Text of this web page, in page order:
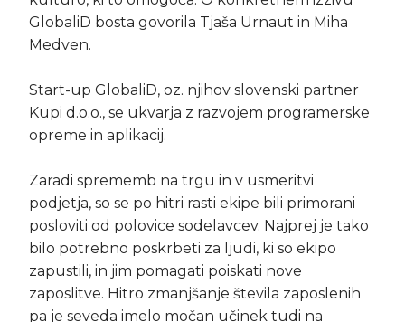
GlobaliD bosta govorila Tjaša Urnaut in Miha
Medven.
Start-up GlobaliD, oz. njihov slovenski partner
Kupi d.o.o., se ukvarja z razvojem programerske
opreme in aplikacij.
Zaradi sprememb na trgu in v usmeritvi
podjetja, so se po hitri rasti ekipe bili primorani
posloviti od polovice sodelavcev. Najprej je tako
bilo potrebno poskrbeti za ljudi, ki so ekipo
zapustili, in jim pomagati poiskati nove
zaposlitve. Hitro zmanjšanje števila zaposlenih
pa je seveda imelo močan učinek tudi na